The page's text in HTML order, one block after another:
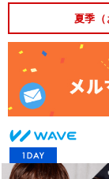
夏季（